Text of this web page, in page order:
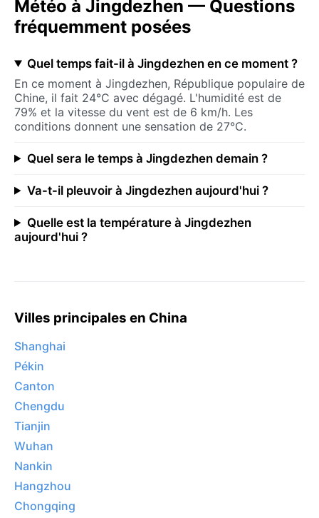
Météo à Jingdezhen — Questions
fréquemment posées
Quel temps fait-il à Jingdezhen en ce moment ?
En ce moment à Jingdezhen, République populaire de
Chine, il fait 24°C avec dégagé. L'humidité est de
79% et la vitesse du vent est de 6 km/h. Les
conditions donnent une sensation de 27°C.
Quel sera le temps à Jingdezhen demain ?
Va-t-il pleuvoir à Jingdezhen aujourd'hui ?
Quelle est la température à Jingdezhen
aujourd'hui ?
Villes principales en China
Shanghai
Pékin
Canton
Chengdu
Tianjin
Wuhan
Nankin
Hangzhou
Chongqing